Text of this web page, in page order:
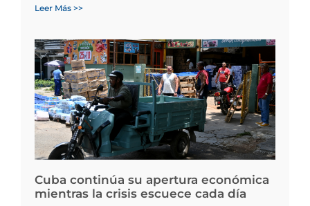
Leer Más >>
Cuba continúa su apertura económica
mientras la crisis escuece cada día